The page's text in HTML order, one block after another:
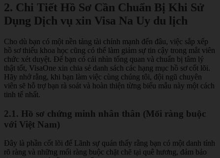
2. Chi Tiết Hồ Sơ Cần Chuẩn Bị Khi Sử
Dụng Dịch vụ xin Visa Na Uy du lịch
Cho dù bạn có một nền tảng tài chính mạnh đến đâu, việc sắp xếp
hồ sơ thiếu khoa học cũng có thể làm giảm sự tin cậy trong mắt viên
chức xét duyệt. Để bạn có cái nhìn tổng quan và chuẩn bị tâm lý
thật tốt, VisaOne xin chia sẻ danh sách các hạng mục hồ sơ cốt lõi.
Hãy nhớ rằng, khi bạn làm việc cùng chúng tôi, đội ngũ chuyên
viên sẽ hỗ trợ bạn rà soát và hoàn thiện từng biểu mẫu này một cách
tinh tế nhất.
2.1. Hồ sơ chứng minh nhân thân (Mối ràng buộc
với Việt Nam)
Đây là phần cốt lõi để Lãnh sự quán thấy rằng bạn có một danh tính
rõ ràng và những mối ràng buộc chặt chẽ tại quê hương, đảm bảo